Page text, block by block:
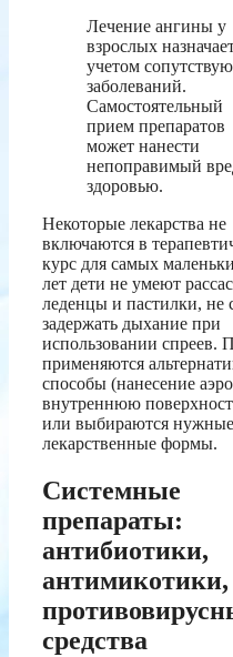
Лечение ангины у
взрослых
учетом
заболеваний.
Самостоятельный
прием препаратов
может нанести
непоправимый
здоровью.
Некоторые лекарства не
включаются в
курс для самых
лет дети не умеют
леденцы и пастилки, не
задержать дыхание при
использовании спреев.
применяются
способы (нанесение
внутреннюю
или выбираются нужные
лекарственные формы.
Системные
препараты:
антибиотики,
антимикотики,
средства